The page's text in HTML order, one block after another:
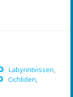
Labyrintvissen,
Cichliden,